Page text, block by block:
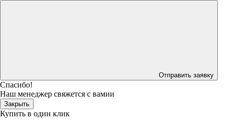
Отправить заявку
Спасибо!
Наш менеджер свяжется с вамии
Закрыть
Купить в один клик